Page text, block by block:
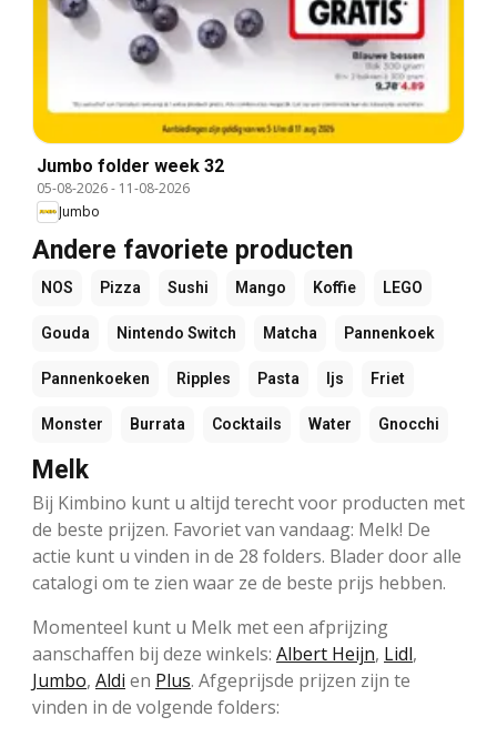
Jumbo folder week 32
05-08-2026- 11-08-2026
Jumbo
Andere favoriete producten
NOS Pizza Sushi Mango Koffie LEGO
Gouda Nintendo Switch Matcha Pannenkoek
Pannenkoeken Ripples Pasta Ijs Friet
Monster Burrata Cocktails Water Gnocchi
Melk
Bij Kimbino kunt u altijd terecht voor producten met
de beste prijzen. Favoriet van vandaag: Melk! De
actie kunt u vinden in de 28 folders. Blader door alle
catalogi om te zien waar ze de beste prijs hebben.
Momenteel kunt u Melk met een afprijzing
aanschaffen bij deze winkels: Albert Heijn, Lidl,
Jumbo, Aldi en Plus. Afgeprijsde prijzen zijn te
vinden in de volgende folders: